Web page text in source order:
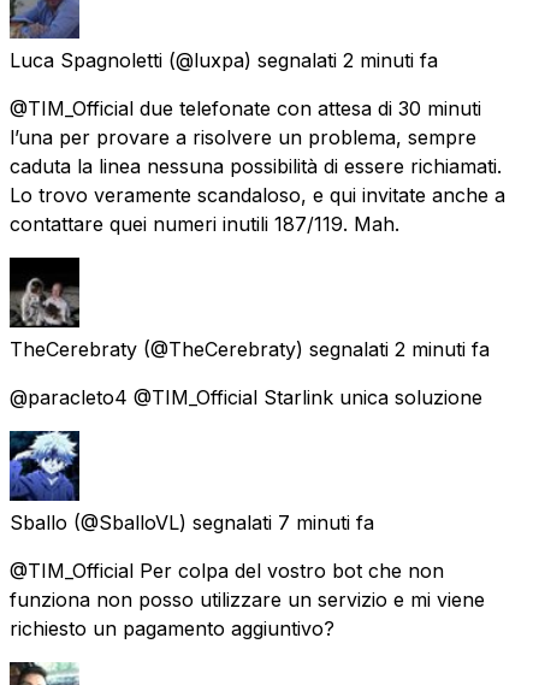
Luca Spagnoletti (@luxpa) segnalati 2 minuti fa
@TIM_Official due telefonate con attesa di 30 minuti
l’una per provare a risolvere un problema, sempre
caduta la linea nessuna possibilità di essere richiamati.
Lo trovo veramente scandaloso, e qui invitate anche a
contattare quei numeri inutili 187/119. Mah.
TheCerebraty (@TheCerebraty) segnalati 2 minuti fa
@paracleto4 @TIM_Official Starlink unica soluzione
Sballo (@SballoVL) segnalati 7 minuti fa
@TIM_Official Per colpa del vostro bot che non
funziona non posso utilizzare un servizio e mi viene
richiesto un pagamento aggiuntivo?